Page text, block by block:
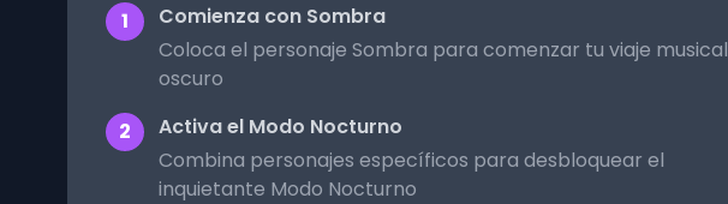
1
Comienza con Sombra
Coloca el personaje Sombra para comenzar tu viaje musical
oscuro
2
Activa el Modo Nocturno
Combina personajes específicos para desbloquear el
inquietante Modo Nocturno